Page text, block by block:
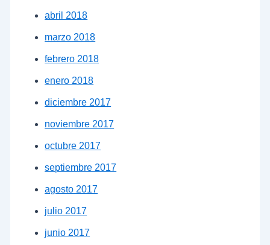
abril 2018
marzo 2018
febrero 2018
enero 2018
diciembre 2017
noviembre 2017
octubre 2017
septiembre 2017
agosto 2017
julio 2017
junio 2017